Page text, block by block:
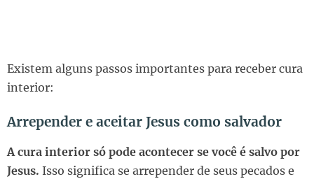
Existem alguns passos importantes para receber cura
interior:
Arrepender e aceitar Jesus como salvador
A cura interior só pode acontecer se você é salvo por
Jesus. Isso significa se arrepender de seus pecados e